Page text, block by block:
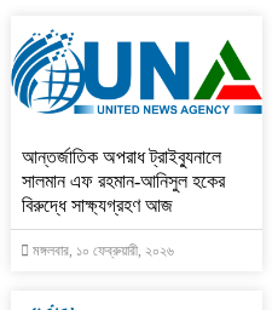
আন্তর্জাতিক অপরাধ ট্রাইব্যুনালে
সালমান এফ রহমান-আনিসুল হকের
বিরুদ্ধে সাক্ষ্যগ্রহণ আজ
মঙ্গলবার, ১০ ফেব্রুয়ারী, ২০২৬